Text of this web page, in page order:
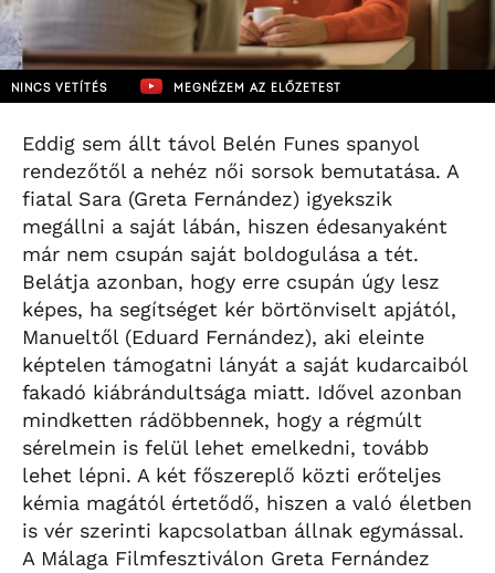
NINCS VETÍTÉS MEGNÉZEM AZ ELŐZETEST
Eddig sem állt távol Belén Funes spanyol
rendezőtől a nehéz női sorsok bemutatása. A
fiatal Sara (Greta Fernández) igyekszik
megállni a saját lábán, hiszen édesanyaként
már nem csupán saját boldogulása a tét.
Belátja azonban, hogy erre csupán úgy lesz
képes, ha segítséget kér börtönviselt apjától,
Manueltől (Eduard Fernández), aki eleinte
képtelen támogatni lányát a saját kudarcaiból
fakadó kiábrándultsága miatt. Idővel azonban
mindketten rádöbbennek, hogy a régmúlt
sérelmein is felül lehet emelkedni, tovább
lehet lépni. A két főszereplő közti erőteljes
kémia magától értetődő, hiszen a való életben
is vér szerinti kapcsolatban állnak egymással.
A Málaga Filmfesztiválon Greta Fernández